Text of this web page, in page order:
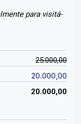
para visitá-
25.000,00
20.000,00
20.000,00